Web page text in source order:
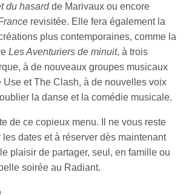
du hasardde Marivaux ou encore
revisitée. Elle fera également la
plus contemporaines, comme la
Les Aventuriers de minuit, à trois
à de nouveaux groupes musicaux
Use et The Clash, à de nouvelles voix
la danse et la comédie musicale.
de ce copieux menu. Il ne vous reste
les dates et à réserver dès maintenant
plaisir de partager, seul, en famille ou
soirée au Radiant.